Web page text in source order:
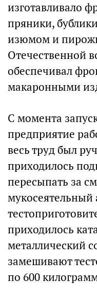
изготавливало
пряники,
изюмом и
Отечественной
обеспечивал
макаронными
С момента
предприятие
весь труд был
приходилось
пересыпать за
мукосеятельный
приходилось
металлический
замешивают
по 600